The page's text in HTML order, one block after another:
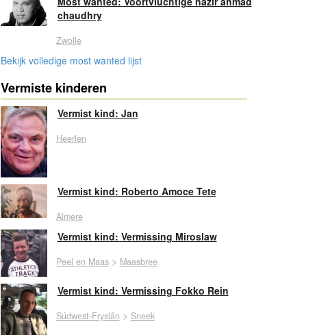
chaudhry
Zwolle
Bekijk volledige most wanted lijst
Vermiste kinderen
Vermist kind: Jan
Heerlen
Vermist kind: Roberto Amoce Tete
Almere
Vermist kind: Vermissing Miroslaw
Peel en Maas> Maasbree
Vermist kind: Vermissing Fokko Rein
Súdwest-Fryslân > Sneek